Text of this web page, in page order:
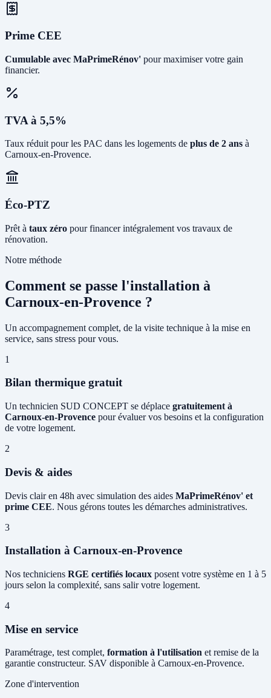
Prime CEE
Cumulable avec MaPrimeRénov' pour maximiser votre gain
financier.
TVA à 5,5%
Taux réduit pour les PAC dans les logements de plus de 2 ans à
Carnoux-en-Provence.
Éco-PTZ
Prêt à taux zéro pour financer intégralement vos travaux de
rénovation.
Notre méthode
Comment se passe l'installation à
Carnoux-en-Provence ?
Un accompagnement complet, de la visite technique à la mise en
service, sans stress pour vous.
1
Bilan thermique gratuit
Un technicien SUD CONCEPT se déplace gratuitement à
Carnoux-en-Provence pour évaluer vos besoins et la configuration
de votre logement.
2
Devis & aides
Devis clair en 48h avec simulation des aides MaPrimeRénov' et
prime CEE. Nous gérons toutes les démarches administratives.
3
Installation à Carnoux-en-Provence
Nos techniciens RGE certifiés locaux posent votre système en 1 à 5
jours selon la complexité, sans salir votre logement.
4
Mise en service
Paramétrage, test complet, formation à l'utilisation et remise de la
garantie constructeur. SAV disponible à Carnoux-en-Provence.
Zone d'intervention